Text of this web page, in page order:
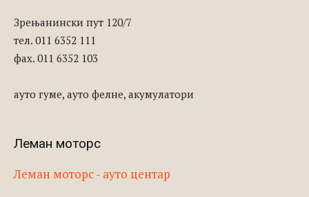
Зрењанински пут 120/7
тел. 011 6352 111
фаx. 011 6352 103
ауто гуме, ауто фелне, акумулатори
Леман моторс
Леман моторс - ауто центар